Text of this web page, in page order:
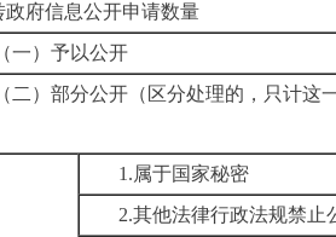
政府信息公开申请数量
（一）予以公开
（二）部分公开 （区分处理的，只计这
1.属于国家秘密
2.其他法律行政法规禁止